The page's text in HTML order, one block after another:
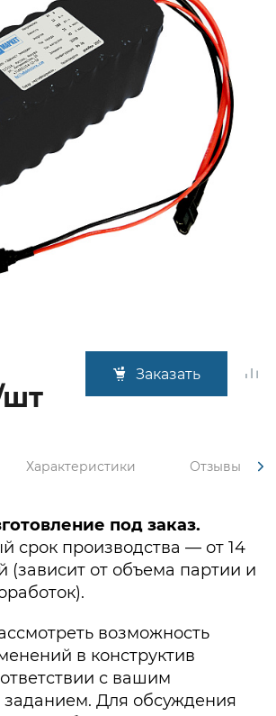
шт
Заказать
Характеристики Отзывы
под заказ.
срок производства — от 14
(зависит от объема партии и
возможность
в конструктив
с вашим
заданием. Для обсуждения